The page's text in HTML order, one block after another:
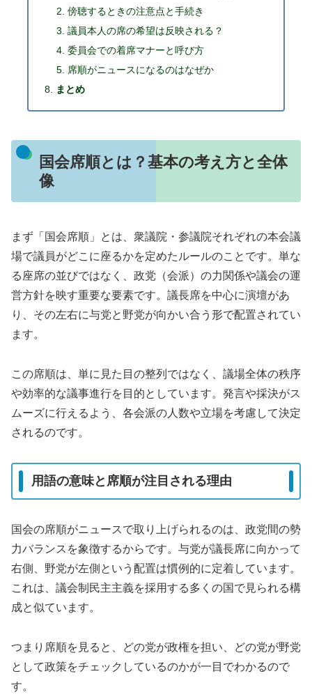
傍聴するときの注意点と手続き
議員本人の席の希望は反映される？
委員会での着席マナーと呼び方
席順がニュースになるのはなぜか
まとめ
国会席順とは？基本の考え方と全体
像
まず「国会席順」とは、衆議院・参議院それぞれの本会議
場で議員がどこに座るかを定めたルールのことです。単な
る座席の並びではなく、政党（会派）の力関係や議会の運
営方針を映す重要な要素です。議長席を中心に演壇があ
り、その左右に与党と野党が向かい合う形で配置されてい
ます。
この席順は、単に見た目の整列ではなく、議場全体の秩序
や効率的な議事進行を目的としています。発言や採決がス
ムーズに行えるよう、各会派の人数や立場を考慮して決定
されるのです。
用語の意味と席順が注目される理由
国会の席順がニュースで取り上げられるのは、政党間の勢
力バランスを象徴するからです。与党が議長席に向かって
右側、野党が左側という配置は慣例的に定着しています。
これは、議会制民主主義を採用する多くの国で見られる構
成と似ています。
つまり席順を見ると、どの党が政権を担い、どの党が野党
として政策をチェックしているのかが一目でわかるので
す。